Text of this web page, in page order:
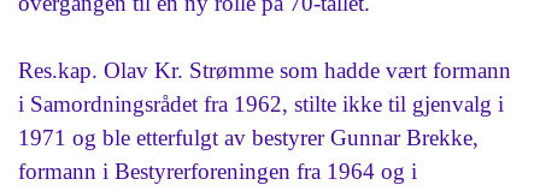
Res.kap. Olav Kr. Strømme som hadde vært formann
i Samordningsrådet fra 1962, stilte ikke til gjenvalg i
1971 og ble etterfulgt av bestyrer Gunnar Brekke,
formann i Bestyrerforeningen fra 1964 og i